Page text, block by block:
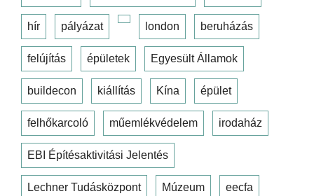
hír pályázat london beruházás
felújítás épületek Egyesült Államok
buildecon kiállítás Kína épület
felhőkarcoló műemlékvédelem irodaház
EBI Építésaktivitási Jelentés
Lechner Tudásközpont Múzeum eecfa